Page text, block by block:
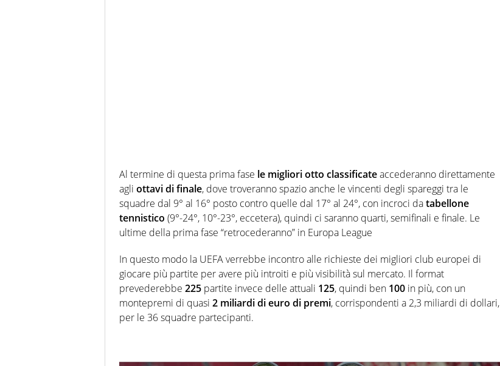
Al termine di questa prima fase le migliori otto classificateaccederanno direttamente
agli ottavi di finale, dove troveranno spazio anche le vincenti degli spareggi tra le
squadre dal 9° al 16° posto contro quelle dal 17° al 24°, con incroci databellone
tennistico (9°-24°, 10°-23°, eccetera), quindi ci saranno quarti, semifinali e finale. Le
ultime della prima fase “retrocederanno” in Europa League
In questo modo la UEFA verrebbe incontro alle richieste dei migliori club europei di
giocare più partite per avere più introiti e più visibilità sul mercato. Il format
prevederebbe 225 partite invece delle attuali 125, quindi ben 100 in più, con un
montepremi di quasi 2 miliardi di euro di premi, corrispondenti a 2,3 miliardi di dollari,
per le 36 squadre partecipanti.